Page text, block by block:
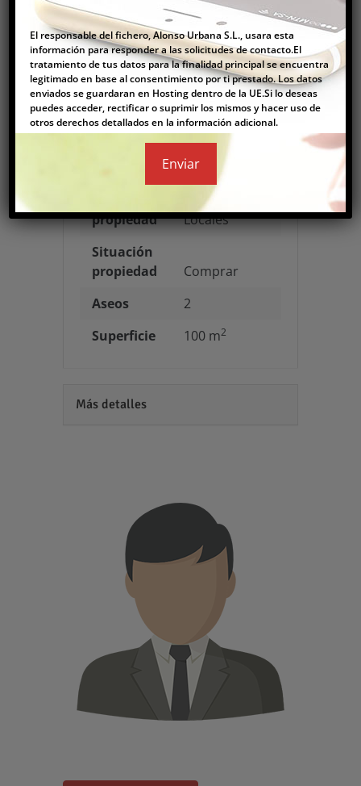
Información
Ref.
Propiedad
1571
120.000€
propiedad
Locales
Situación
propiedad
Comprar
Aseos
2
Superficie
100 m2
Más detalles
El responsable del fichero, Alonso Urbana S.L., usara esta
información para responder a las solicitudes de contacto.El
tratamiento de tus datos para la finalidad principal se encuentra
legitimado en base al consentimiento por ti prestado. Los datos
enviados se guardaran en Hosting dentro de la UE.Si lo deseas
puedes acceder, rectificar o suprimir los mismos y hacer uso de
otros derechos detallados en la información adicional.